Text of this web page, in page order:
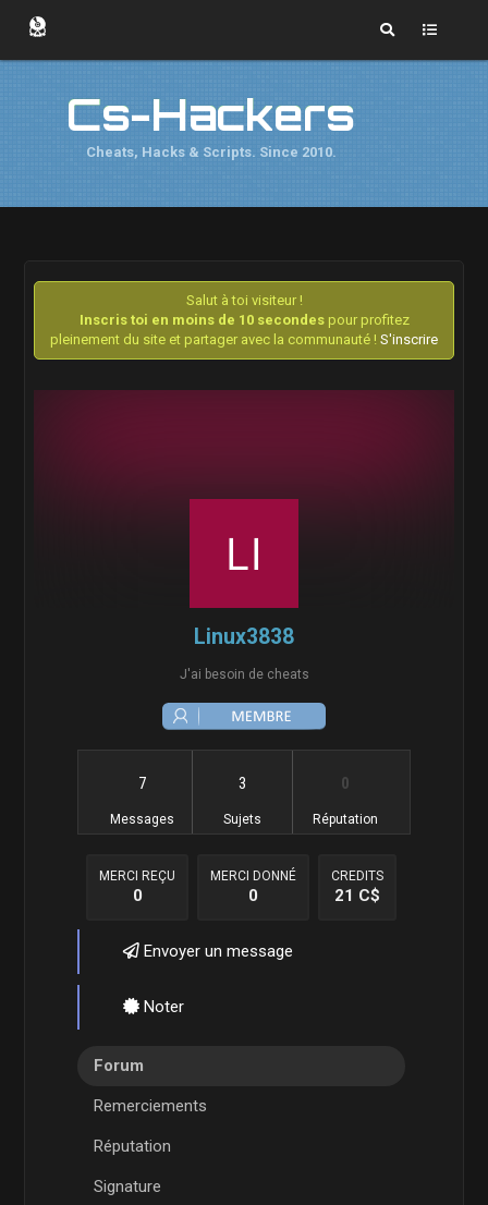
Cs-Hackers
Cheats, Hacks & Scripts. Since 2010.
Salut à toi visiteur !
Inscris toi en moins de 10 secondespour profitez
pleinement du site et partager avec la communauté ! S'inscrire
Linux3838
J'ai besoin de cheats
7
Messages
3
Sujets
0
Réputation
MERCI REÇU
0
MERCI DONNÉ
0
CREDITS
21 C$
Envoyer un message
Noter
Forum
Remerciements
Réputation
Signature